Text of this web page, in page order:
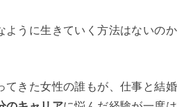
ように生きていく方法はないのか
てきた女性の誰もが、仕事と結婚